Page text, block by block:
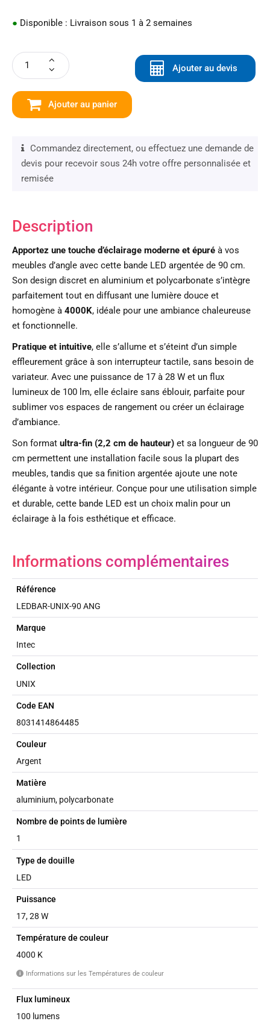
● Disponible : Livraison sous 1 à 2 semaines
Ajouter au panier
Ajouter au devis
Commandez directement, ou effectuez une demande de
devis pour recevoir sous 24h votre offre personnalisée et
remisée
Description
Apportez une touche d’éclairage moderne et épuré à vos
meubles d’angle avec cette bande LED argentée de 90 cm.
Son design discret en aluminium et polycarbonate s’intègre
parfaitement tout en diffusant une lumière douce et
homogène à 4000K, idéale pour une ambiance chaleureuse
et fonctionnelle.
Pratique et intuitive, elle s’allume et s’éteint d’un simple
effleurement grâce à son interrupteur tactile, sans besoin de
variateur. Avec une puissance de 17 à 28 W et un flux
lumineux de 100 lm, elle éclaire sans éblouir, parfaite pour
sublimer vos espaces de rangement ou créer un éclairage
d’ambiance.
Son format ultra-fin (2,2 cm de hauteur) et sa longueur de 90
cm permettent une installation facile sous la plupart des
meubles, tandis que sa finition argentée ajoute une note
élégante à votre intérieur. Conçue pour une utilisation simple
et durable, cette bande LED est un choix malin pour un
éclairage à la fois esthétique et efficace.
Informations complémentaires
Référence
LEDBAR-UNIX-90 ANG
Marque
Intec
Collection
UNIX
Code EAN
8031414864485
Couleur
Argent
Matière
aluminium, polycarbonate
Nombre de points de lumière
1
Type de douille
LED
Puissance
17, 28 W
Température de couleur
4000 K
i Informations sur les Températures de couleur
Flux lumineux
100 lumens